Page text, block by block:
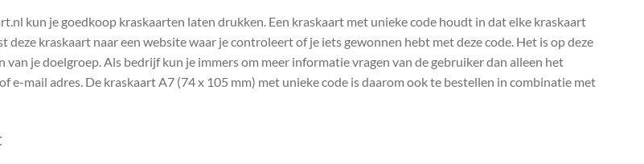
kun je goedkoop kraskaarten laten drukken. Een kraskaart met unieke code houdt in dat elke kraskaart
kraskaart naar een website waar je controleert of je iets gewonnen hebt met deze code. Het is op deze
je doelgroep. Als bedrijf kun je immers om meer informatie vragen van de gebruiker dan alleen het
mail adres. De kraskaart A7 (74 x 105 mm) met unieke code is daarom ook te bestellen in combinatie met